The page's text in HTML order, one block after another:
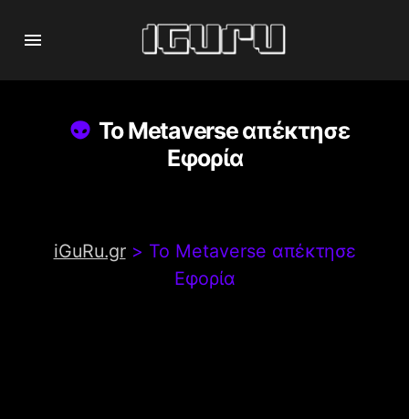
Το Metaverse απέκτησε
Εφορία
iGuRu.gr> Το Metaverse απέκτησε
Εφορία